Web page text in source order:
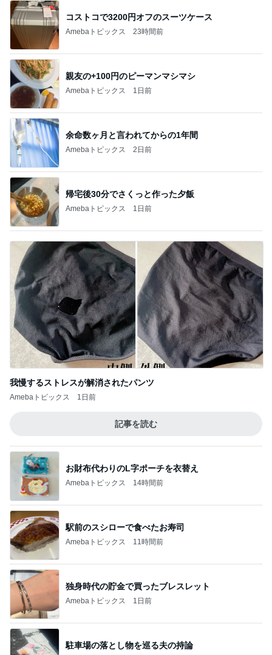
コストコで3200円オフのスーツケース
Amebaトピックス 23時間前
親友の+100円のピーマンマシマシ
Amebaトピックス 1日前
余命数ヶ月と言われてからの1年間
Amebaトピックス 2日前
帰宅後30分でさくっと作った夕飯
Amebaトピックス 1日前
我慢するストレスが解消されたパンツ
Amebaトピックス 1日前
記事を読む
お財布代わりのL字ポーチを衣替え
Amebaトピックス 14時間前
駅前のスシローで食べたお寿司
Amebaトピックス 11時間前
独身時代の貯金で買ったブレスレット
Amebaトピックス 1日前
駐車場の落とし物を巡る夫の持論